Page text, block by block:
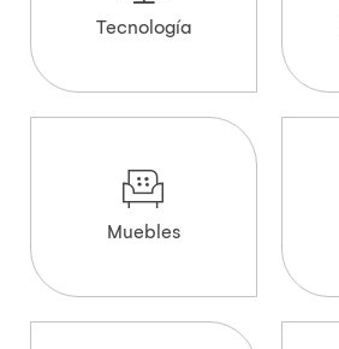
Tecnología
Muebles